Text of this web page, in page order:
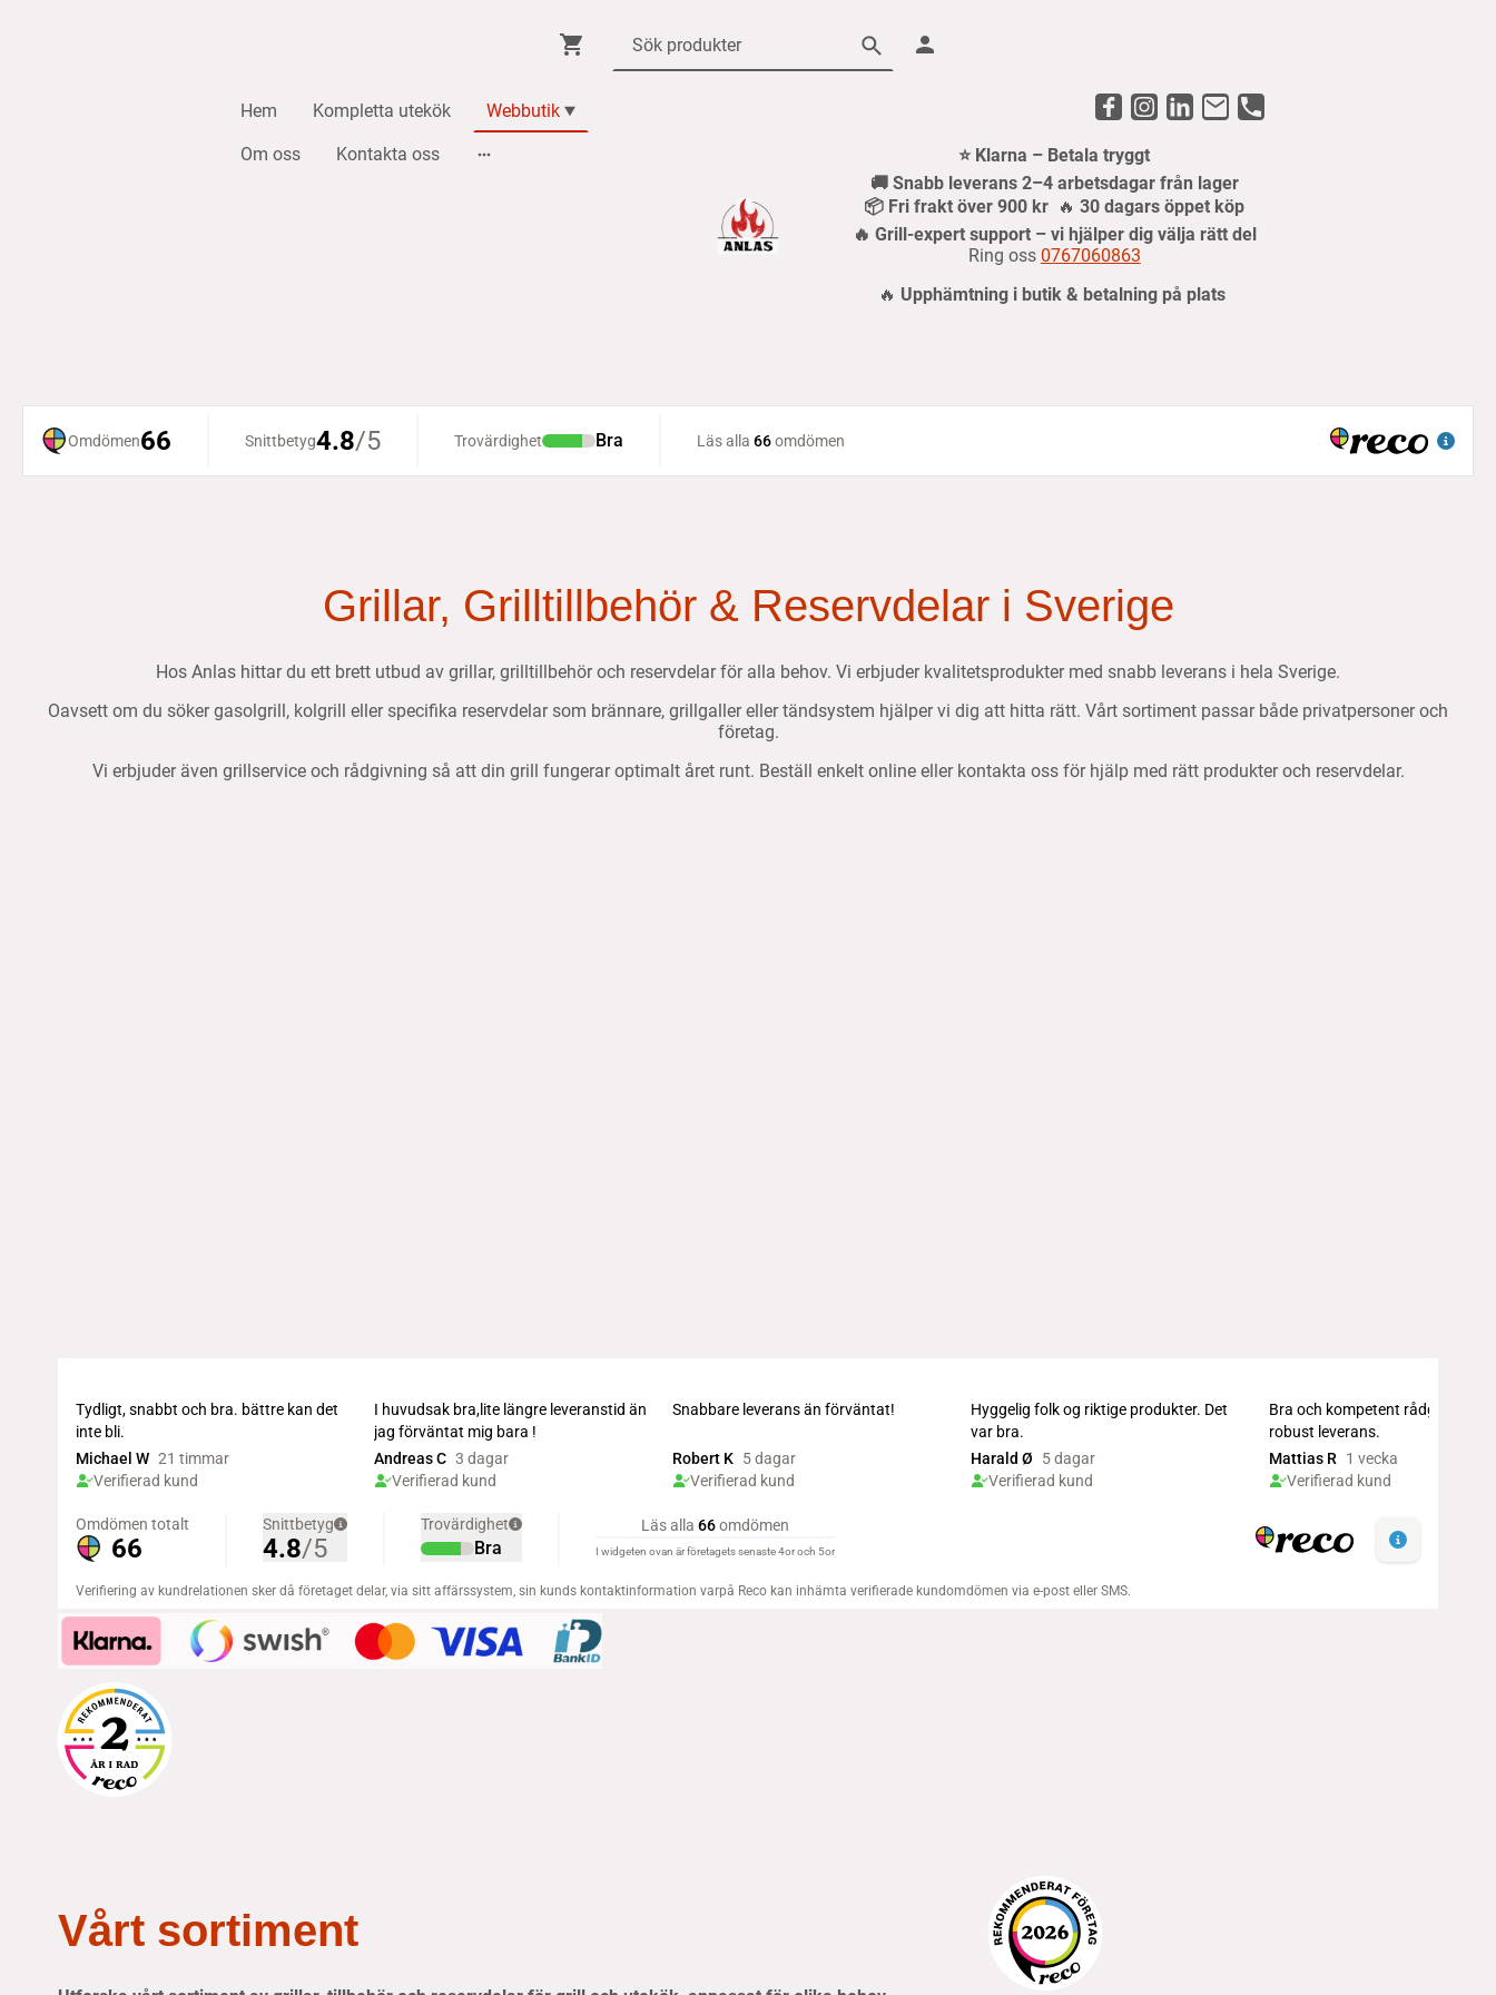
Hem Kompletta utekök Webbutik
Om oss Kontakta oss
⭐ Klarna – Betala tryggt
🚚 Snabb leverans 2–4 arbetsdagar från lager
📦 Fri frakt över 900 kr 🔥30 dagars öppet köp
🔥 Grill-expert support – vi hjälper dig välja rätt del
Ring oss 0767060863
🔥 Upphämtning i butik & betalning på plats
Grillar, Grilltillbehör & Reservdelar i Sverige
Hos Anlas hittar du ett brett utbud av grillar, grilltillbehör och reservdelar för alla behov. Vi erbjuder kvalitetsprodukter med snabb leverans i hela Sverige.
Oavsett om du söker gasolgrill, kolgrill eller specifika reservdelar som brännare, grillgaller eller tändsystem hjälper vi dig att hitta rätt. Vårt sortiment passar både privatpersoner och
företag.
Vi erbjuder även grillservice och rådgivning så att din grill fungerar optimalt året runt. Beställ enkelt online eller kontakta oss för hjälp med rätt produkter och reservdelar.
Vårt sortiment